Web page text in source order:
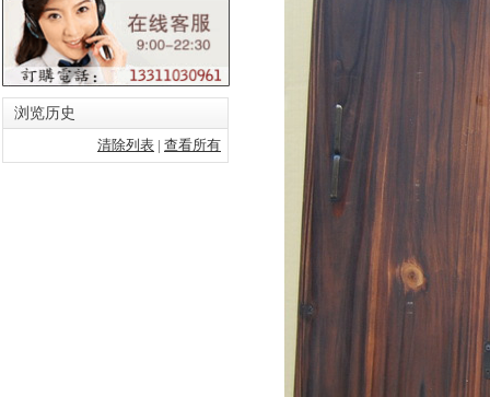
浏览历史
清除列表 | 查看所有